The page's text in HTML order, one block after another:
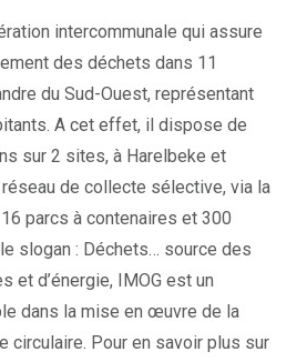
intercommunale qui assure
des déchets dans 11
du Sud-Ouest, représentant
A cet effet, il dispose de
sur 2 sites, à Harelbeke et
réseau de collecte sélective, via la
parcs à contenaires et 300
slogan : Déchets… source des
et d’énergie, IMOG est un
dans la mise en œuvre de la
circulaire. Pour en savoir plus sur